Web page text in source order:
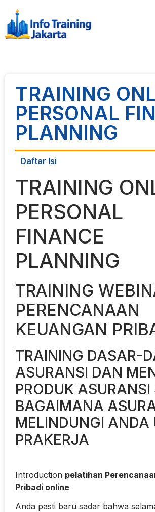
TRAINING
PERSONAL
PLANNING
Daftar Isi
TRAINING
PERSONAL
FINANCE
PLANNING
TRAINING
PERENCANAAN
KEUANGAN
TRAINING DASAR-
ASURANSI DAN
PRODUK ASURANSI
BAGAIMANA
MELINDUNGI ANDA
PRAKERJA
Introduction pelatihan
Pribadi online
Anda pasti baru sadar bahwa